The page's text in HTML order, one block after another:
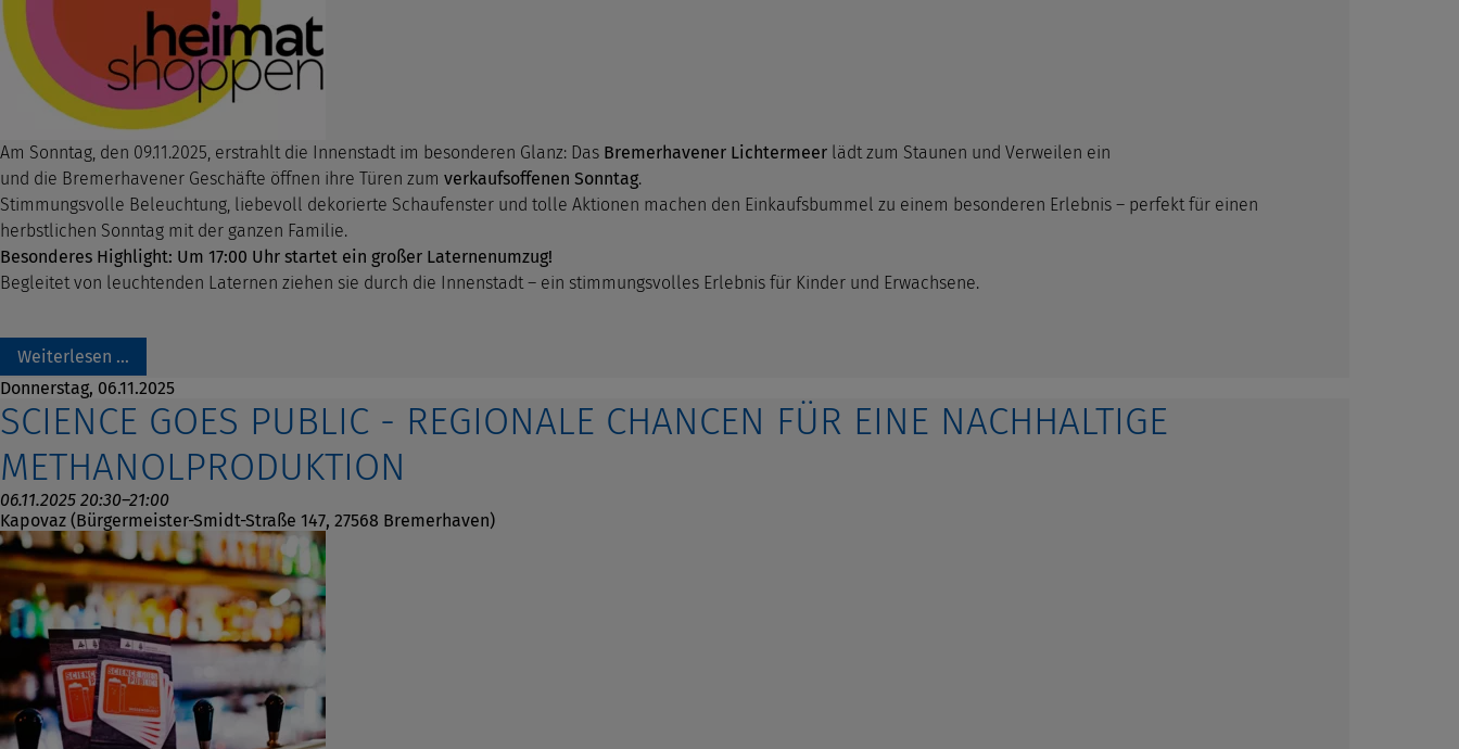
Am Sonntag, den 09.11.2025, erstrahlt die Innenstadt im besonderen Glanz: Das Bremerhavener Lichtermeer lädt zum Staunen und Verweilen ein
und die Bremerhavener Geschäfte öffnen ihre Türen zum verkaufsoffenen Sonntag.
Stimmungsvolle Beleuchtung, liebevoll dekorierte Schaufenster und tolle Aktionen machen den Einkaufsbummel zu einem besonderen Erlebnis – perfekt für einen
herbstlichen Sonntag mit der ganzen Familie.
Besonderes Highlight: Um 17:00 Uhr startet ein großer Laternenumzug!
Begleitet von leuchtenden Laternen ziehen sie durch die Innenstadt – ein stimmungsvolles Erlebnis für Kinder und Erwachsene.
Weiterlesen …
Donnerstag, 06.11.2025
SCIENCE GOES PUBLIC - REGIONALE CHANCEN FÜR EINE NACHHALTIGE
METHANOLPRODUKTION
06.11.2025 20:30–21:00
Kapovaz (Bürgermeister-Smidt-Straße 147, 27568 Bremerhaven)